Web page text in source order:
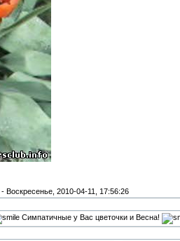
- Воскресенье, 2010-04-11, 17:56:26
Симпатичные у Вас цветочки и Весна!